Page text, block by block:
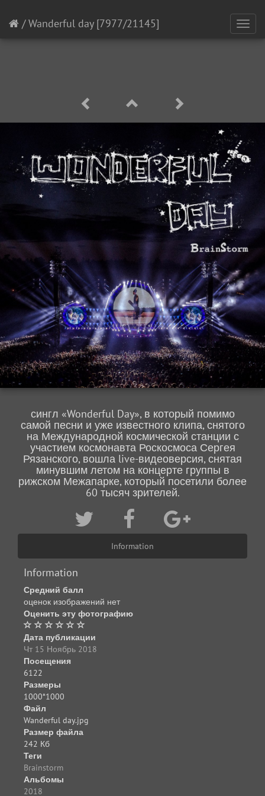
/Wanderful day[7977/21145]
сингл «Wonderful Day», в который помимо
самой песни и уже известного клипа, снятого
на Международной космической станции с
участием космонавта Роскосмоса Сергея
Рязанского, вошла live-видеоверсия, снятая
минувшим летом на концерте группы в
рижском Межапарке, который посетили более
60 тысяч зрителей.
Information
Information
Средний балл
оценок изображений нет
Оценить эту фотографию
Дата публикации
Чт 15 Ноябрь 2018
Посещения
6122
Размеры
1000*1000
Файл
Wanderful day.jpg
Размер файла
242 Кб
Теги
Brainstorm
Альбомы
2018